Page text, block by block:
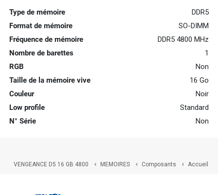
Type de mémoire
DDR5
Format de mémoire
SO-DIMM
Fréquence de mémoire
DDR5 4800 MHz
Nombre de barettes
1
RGB
Non
Taille de la mémoire vive
16 Go
Couleur
Noir
Low profile
Standard
N° Série
Non
Accueil

Composants

MEMOIRES

VENGEANCE D5 16 GB 4800